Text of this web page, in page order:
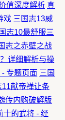
值深度解析 真
戏 三国志13威
志10最舒服三
志之赤壁之战
详细解析与操
专题页面 三国
11献帝禅让条
传内购破解版
十的武将 - 经